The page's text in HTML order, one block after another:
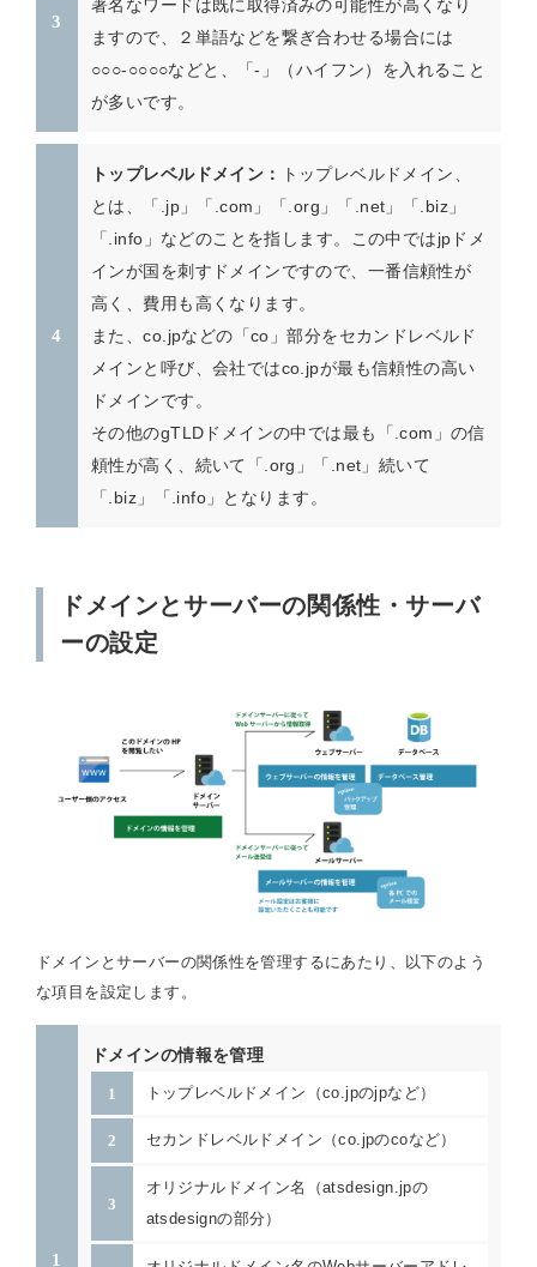
著名なワードは既に取得済みの可能性が高くなり
ますので、２単語などを繋ぎ合わせる場合には
○○○-○○○○などと、「-」（ハイフン）を入れること
が多いです。
トップレベルドメイン：
トップレベルドメイン、
とは、「.jp」「.com」「.org」「.net」「.biz」
「.info」などのことを指します。この中ではjpドメ
インが国を刺すドメインですので、一番信頼性が
高く、費用も高くなります。
また、co.jpなどの「co」部分をセカンドレベルド
メインと呼び、会社ではco.jpが最も信頼性の高い
ドメインです。
その他のgTLDドメインの中では最も「.com」の信
頼性が高く、続いて「.org」「.net」続いて
「.biz」「.info」となります。
ドメインとサーバーの関係性・サーバ
ーの設定
ドメインとサーバーの関係性を管理するにあたり、以下のよう
な項目を設定します。
ドメインの情報を管理
トップレベルドメイン（co.jpのjpなど）
セカンドレベルドメイン（co.jpのcoなど）
オリジナルドメイン名（atsdesign.jpの
atsdesignの部分）